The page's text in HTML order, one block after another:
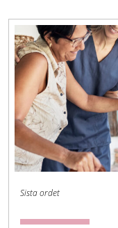
Sista ordet